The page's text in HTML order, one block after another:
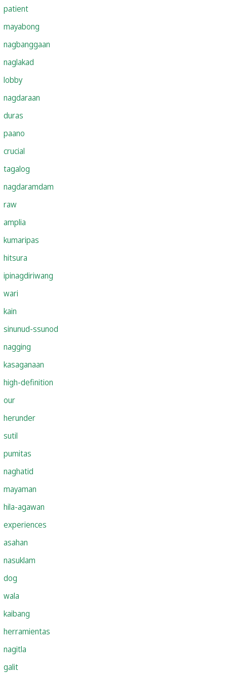
patient
mayabong
nagbanggaan
naglakad
lobby
nagdaraan
duras
paano
crucial
tagalog
nagdaramdam
raw
amplia
kumaripas
hitsura
ipinagdiriwang
wari
kain
sinunud-ssunod
nagging
kasaganaan
high-definition
our
herunder
sutil
pumitas
naghatid
mayaman
hila-agawan
experiences
asahan
nasuklam
dog
wala
kaibang
herramientas
nagitla
galit